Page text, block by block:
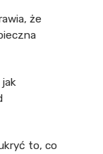
że
jak
to, co